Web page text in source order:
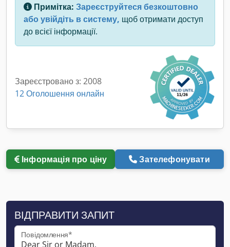
Примітка: Зареєструйтеся безкоштовно
або увійдіть в систему, щоб отримати доступ
до всієї інформації.
Зареєстровано з: 2008
12 Оголошення онлайн
Інформація про ціну Зателефонувати
ВІДПРАВИТИ ЗАПИТ
Повідомлення*